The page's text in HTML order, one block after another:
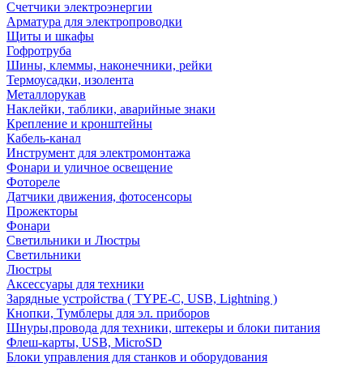
Счетчики электроэнергии
Арматура для электропроводки
Щиты и шкафы
Гофротруба
Шины, клеммы, наконечники, рейки
Термоусадки, изолента
Металлорукав
Наклейки, таблики, аварийные знаки
Крепление и кронштейны
Кабель-канал
Инструмент для электромонтажа
Фонари и уличное освещение
Фотореле
Датчики движения, фотосенсоры
Прожекторы
Фонари
Светильники и Люстры
Светильники
Люстры
Аксессуары для техники
Зарядные устройства ( TYPE-C, USB, Lightning )
Кнопки, Тумблеры для эл. приборов
Шнуры,провода для техники, штекеры и блоки питания
Флеш-карты, USB, MicroSD
Блоки управления для станков и оборудования